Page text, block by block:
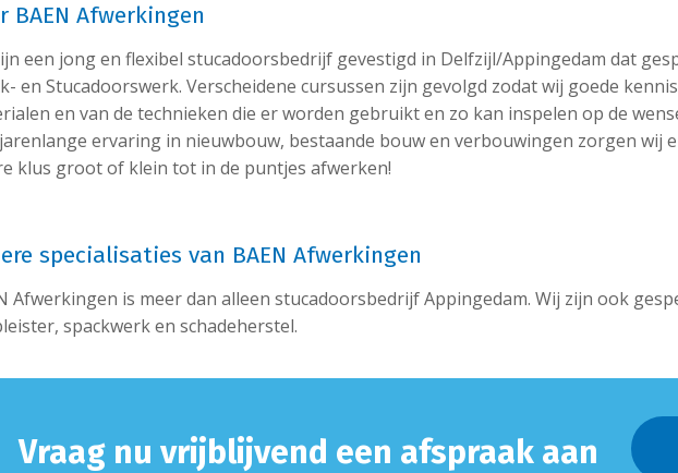
BAEN Afwerkingen
een jong en flexibel stucadoorsbedrijf gevestigd in Delfzijl/Appingedam dat
en Stucadoorswerk. Verscheidene cursussen zijn gevolgd zodat wij goede
en van de technieken die er worden gebruikt en zo kan inspelen op de
ervaring in nieuwbouw, bestaande bouw en verbouwingen zorgen wij
klus groot of klein tot in de puntjes afwerken!
specialisaties van BAEN Afwerkingen
Afwerkingen is meer dan alleen stucadoorsbedrijf Appingedam. Wij zijn ook
spackwerk en schadeherstel.
Vraag nu vrijblijvend een afspraak aan